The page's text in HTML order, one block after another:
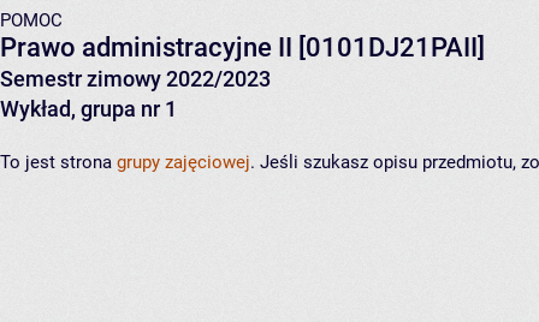
POMOC
Prawo administracyjne II [0101DJ21PAII]
Semestr zimowy 2022/2023
Wykład, grupa nr 1
To jest strona grupy zajęciowej. Jeśli szukasz opisu przedmiotu,